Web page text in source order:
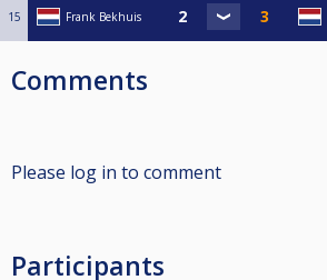
15 Frank Bekhuis
Comments
Please log in to comment
Participants